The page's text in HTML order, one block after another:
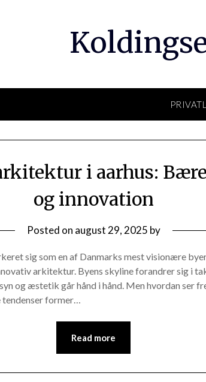
i aarhus:
og innovation
Posted on august 29, 2025 by
sig som en af Danmarks mest visionære
arkitektur. Byens skyline forandrer sig i
og æstetik går hånd i hånd. Men hvordan ser
tendenser former…
Read more